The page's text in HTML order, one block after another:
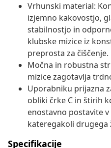
Vrhunski material:
izjemno kakovostjo,
stabilnostjo in
klubske mizice iz
preprosta za čiščenje.
Močna in robustna
mizice zagotavlja
Uporabniku prijazna
obliki črke C in štirih
enostavno postavite
kateregakoli drugega
Specifikacije